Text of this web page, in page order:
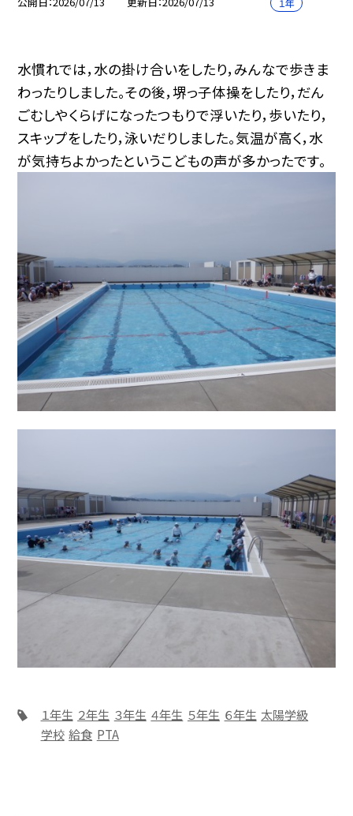
水慣れでは，水の掛け合いをしたり，みんなで歩きま
わったりしました。その後，堺っ子体操をしたり，だん
ごむしやくらげになったつもりで浮いたり，歩いたり，
スキップをしたり，泳いだりしました。気温が高く，水
が気持ちよかったというこどもの声が多かったです。
１年生 ２年生 ３年生 ４年生 ５年生 ６年生 太陽学級
学校 給食 PTA